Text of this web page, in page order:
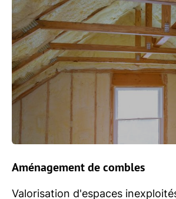
Aménagementde combles
Valorisation d'espaces